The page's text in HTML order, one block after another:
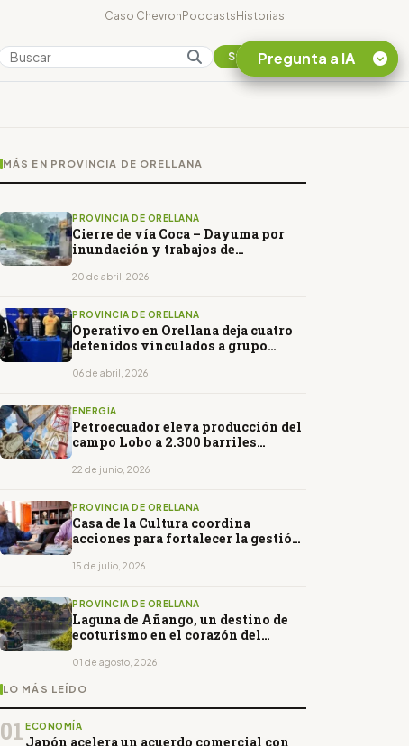
Caso ChevronPodcastsHistorias
Colombia Suscribirse
MÁS EN PROVINCIA DE ORELLANA
PROVINCIA DE ORELLANA
Cierre de vía Coca – Dayuma por
inundación y trabajos de
20 de abril, 2026
PROVINCIA DE ORELLANA
Operativo en Orellana deja cuatro
detenidos vinculados a grupo
06 de abril, 2026
ENERGÍA
Petroecuador eleva producción del
campo Lobo a 2.300 barriles
22 de junio, 2026
PROVINCIA DE ORELLANA
Casa de la Cultura coordina
acciones para fortalecer la gestión
15 de julio, 2026
PROVINCIA DE ORELLANA
Laguna de Añango, un destino de
ecoturismo en el corazón del
01 de agosto, 2026
LO MÁS LEÍDO
01 ECONOMÍA
Japón acelera un acuerdo comercial con
Pregunta a IA